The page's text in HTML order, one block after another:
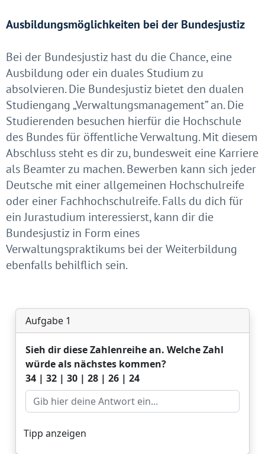
Ausbildungsmöglichkeiten bei der Bundesjustiz
Bei der Bundesjustiz hast du die Chance, eine
Ausbildung oder ein duales Studium zu
absolvieren. Die Bundesjustiz bietet den dualen
Studiengang „Verwaltungsmanagement” an. Die
Studierenden besuchen hierfür die Hochschule
des Bundes für öffentliche Verwaltung. Mit diesem
Abschluss steht es dir zu, bundesweit eine Karriere
als Beamter zu machen. Bewerben kann sich jeder
Deutsche mit einer allgemeinen Hochschulreife
oder einer Fachhochschulreife. Falls du dich für
ein Jurastudium interessierst, kann dir die
Bundesjustiz in Form eines
Verwaltungspraktikums bei der Weiterbildung
ebenfalls behilflich sein.